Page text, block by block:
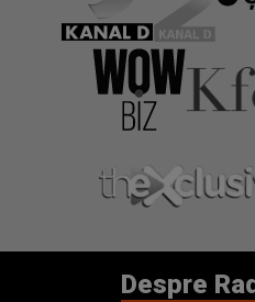
Despre